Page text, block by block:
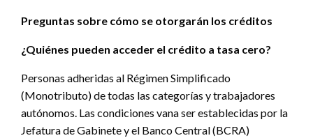
Preguntas sobre cómo se otorgarán los créditos
¿Quiénes pueden acceder el crédito a tasa cero?
Personas adheridas al Régimen Simplificado
(Monotributo) de todas las categorías y trabajadores
autónomos. Las condiciones vana ser establecidas por la
Jefatura de Gabinete y el Banco Central (BCRA)